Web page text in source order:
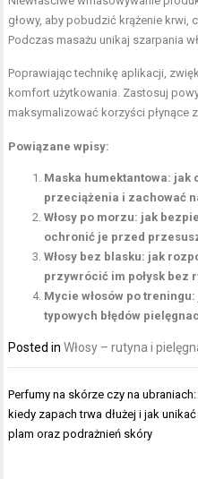
głowy, aby pobudzić krążenie krwi,
Podczas masażu unikaj szarpania
Poprawiając technikę aplikacji,
komfort użytkowania. Zastosuj
maksymalizować korzyści płynące
Powiązane wpisy:
Maska humektantowa: jak
przeciążenia i zachować
Włosy po morzu: jak
ochronić je przed
Włosy bez blasku: jak
przywrócić im połysk bez
Mycie włosów po
typowych błędów
Posted inWłosy – rutyna i
Nawigacja
wpisu
Perfumy na skórze czy na ubraniach:
kiedy zapach trwa dłużej i jak unikać
plam oraz podrażnień skóry